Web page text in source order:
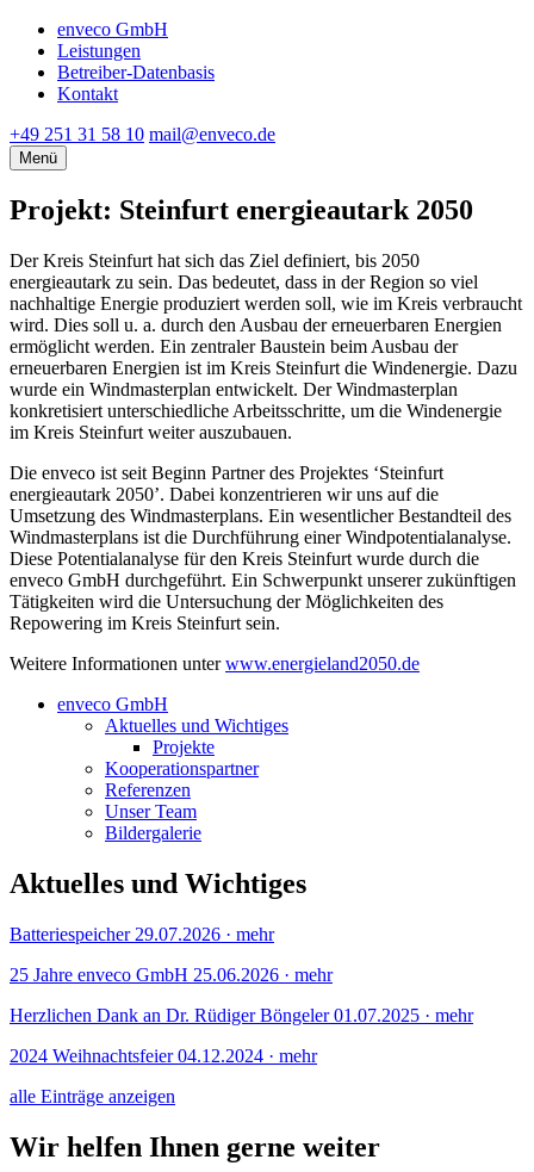
enveco GmbH
Leistungen
Betreiber-Datenbasis
Kontakt
+49 251 31 58 10 mail@enveco.de
Menü
Projekt: Steinfurt energieautark 2050
Der Kreis Steinfurt hat sich das Ziel definiert, bis 2050
energieautark zu sein. Das bedeutet, dass in der Region so viel
nachhaltige Energie produziert werden soll, wie im Kreis verbraucht
wird. Dies soll u. a. durch den Ausbau der erneuerbaren Energien
ermöglicht werden. Ein zentraler Baustein beim Ausbau der
erneuerbaren Energien ist im Kreis Steinfurt die Windenergie. Dazu
wurde ein Windmasterplan entwickelt. Der Windmasterplan
konkretisiert unterschiedliche Arbeitsschritte, um die Windenergie
im Kreis Steinfurt weiter auszubauen.
Die enveco ist seit Beginn Partner des Projektes ‘Steinfurt
energieautark 2050’. Dabei konzentrieren wir uns auf die
Umsetzung des Windmasterplans. Ein wesentlicher Bestandteil des
Windmasterplans ist die Durchführung einer Windpotentialanalyse.
Diese Potentialanalyse für den Kreis Steinfurt wurde durch die
enveco GmbH durchgeführt. Ein Schwerpunkt unserer zukünftigen
Tätigkeiten wird die Untersuchung der Möglichkeiten des
Repowering im Kreis Steinfurt sein.
Weitere Informationen unterwww.energieland2050.de
enveco GmbH
Aktuelles und Wichtiges
Projekte
Kooperationspartner
Referenzen
Unser Team
Bildergalerie
Aktuelles und Wichtiges
Batteriespeicher 29.07.2026 · mehr
25 Jahre enveco GmbH 25.06.2026 · mehr
Herzlichen Dank an Dr. Rüdiger Böngeler 01.07.2025 · mehr
2024 Weihnachtsfeier 04.12.2024 · mehr
alle Einträge anzeigen
Wir helfen Ihnen gerne weiter